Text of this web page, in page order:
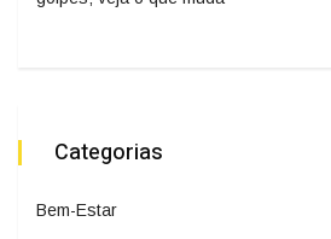
Categorias
Bem-Estar